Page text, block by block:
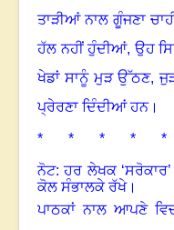
ਤਾੜੀਆਂ ਨਾਲ ਗੂੰਜਣਾ
ਹੱਲ ਨਹੀਂ ਹੁੰਦੀਆਂ, ਉਹ
ਖੇਡਾਂ ਸਾਨੂੰ ਮੁੜ ਉੱਠਣ,
ਪ੍ਰੇਰਣਾ ਦਿੰਦੀਆਂ ਹਨ।
* * * * *
ਨੋਟ: ਹਰ ਲੇਖਕ
ਕੋਲ ਸੰਭਾਲਕੇ ਰੱਖੇ।
ਪਾਠਕਾਂ ਨਾਲ ਆਪਣੇ